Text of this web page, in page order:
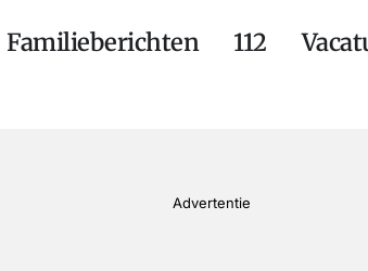
Familieberichten 112
Advertentie